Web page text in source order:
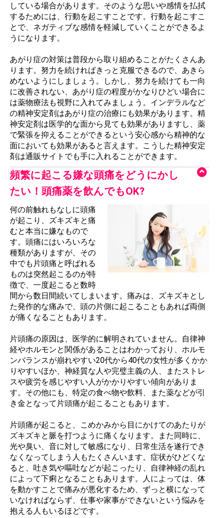
している場合があります。そのような思いや感情を払拭
するためには、行動を起こすことです。行動を起こすこ
とで、ネガティブな感情を軽減していくことができるよ
うになります。
あがり症の対策は普段から取り組めることがたくさんあ
ります。努力を続ければきっと克服できるので、あきら
めないようにしましょう。しかし、努力を続けても一向
に改善されない、あがり症の程度がかなりひどい場合に
は薬物療法も視野に入れてみましょう。インデラルなど
の精神安定剤はあがり症の治療にも効果があります。精
神安定剤は医学的な面から見ても効果がありますし、薬
で緊張を抑えることができるという安心感から精神的な
面においても効果があると言えます。こうした精神安定
剤は通販サイトでも手に入れることができます。
頻繁に起こる嫌な頭痛をどうにかし
たい！頭痛薬を飲んでもOK?
何の前触れもなしに頭痛
が起こり、ズキズキと痛
むと本当に嫌なもので
す。頭痛にはいろいろな
種類がありますが、その
中でも片頭痛と呼ばれる
ものは突然起こるのが特
徴で、一度起こると数時
間から数日間続いてしまいます。痛みは、ズキズキとし
た発作的な痛みで、頭の片側に起こることもあれば両側
が痛くなることもあります。
片頭痛の原因は、医学的に解明されていません。自律神
経やホルモンと関係があることはわかっており、ホルモ
ンバランスが崩れやすい20代から40代の女性が多くかか
りやすいほか、神経質な人や完璧主義の人、またストレ
スや疲労を感じやすい人がかかりやすい傾向がありま
す。その他にも、特定の食べ物や飲料、また薬などが引
き金となって片頭痛が起こることもあります。
片頭痛が起こると、こめかみから目にかけてのあたりが
ズキズキと脈を打つように痛くなります。また同時に、
光や臭い、音に対して敏感になり、日常生活を遂行でき
なくなってしまう人もたくさんいます。症状がひどくな
ると、吐き気や嘔吐などが起こったり、自律神経の乱れ
によって下痢となることもあります。人によっては、体
を動かすことで痛みが悪化するため、ずっと横になって
いなければならず、仕事や家事ができないという悩みを
抱える人もいるほどです。